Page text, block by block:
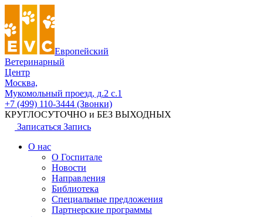
Европейский
Ветеринарный
Центр
Москва,
Мукомольный проезд, д.2 с.1
+7 (499) 110-3444 (Звонки)
КРУГЛОСУТОЧНО и БЕЗ ВЫХОДНЫХ
Записаться Запись
О нас
О Госпитале
Новости
Направления
Библиотека
Специальные предложения
Партнерские программы